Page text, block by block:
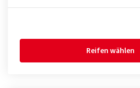
Reifen wählen